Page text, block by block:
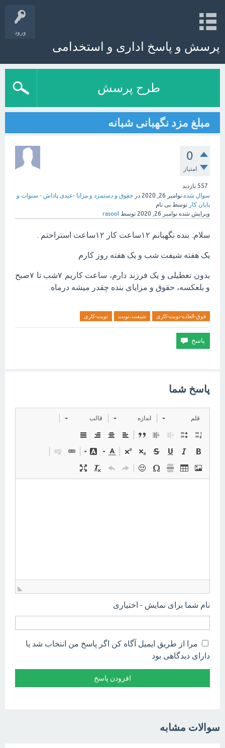
ورود
پرسش و پاسخ اداری و استخدامی
طرح پرسش
مبلغ مزد نگهبانی شبانه
0
امتیاز
557 بازدید
سوال شده نوامبر 26, 2020 در حقوق و دستمزد و مزایا -عیدی پاداش - سنوات و
پایان کار توسط بی نام
ویرایش شده نوامبر 26, 2020 توسط rasool
سلام. بنده نگهبانم ۱۲ساعت کار ۱۲ساعت استراحتم .
یک هفته شیفت شب و یک هفته روز کارم
بدون تعطیلی و یک فرزند دارم، ساعت کاریم ۷شب تا ۷صبح
و بلعکسه، حقوق و مزایای بنده چقدر میشه درماه.
فوق-العاده-نوبت-کاری شیفت،نوبت نوبت-کاری
پاسخ شما
قلم اندازه قالب
نام شما برای نمایش - اختیاری
مرا از طریق ایمیل آگاه کن اگر پاسخ من انتخاب شد یا
دارای دیدگاهی بود
سوالات مشابه